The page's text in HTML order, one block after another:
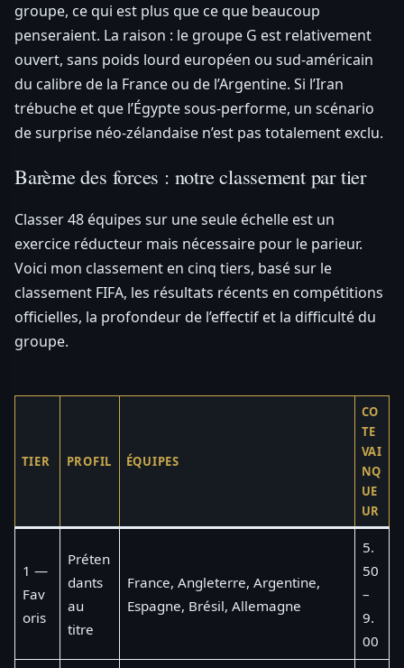
groupe, ce qui est plus que ce que beaucoup
penseraient. La raison : le groupe G est relativement
ouvert, sans poids lourd européen ou sud-américain
du calibre de la France ou de l’Argentine. Si l’Iran
trébuche et que l’Égypte sous-performe, un scénario
de surprise néo-zélandaise n’est pas totalement exclu.
Barème des forces : notre classement par tier
Classer 48 équipes sur une seule échelle est un
exercice réducteur mais nécessaire pour le parieur.
Voici mon classement en cinq tiers, basé sur le
classement FIFA, les résultats récents en compétitions
officielles, la profondeur de l’effectif et la difficulté du
groupe.
TIER PROFIL ÉQUIPES
CO
TE
VAI
NQ
UE
UR
1 —
Fav
oris
Préten
dants
au
titre
France, Angleterre, Argentine,
Espagne, Brésil, Allemagne
5.
50
–
9.
00